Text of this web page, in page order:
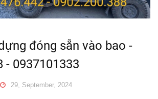
đóng sẵn vào bao -
- 0937101333
29, September, 2024